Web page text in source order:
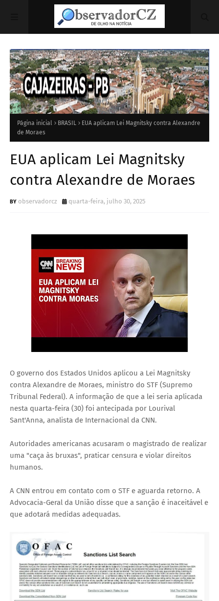
Página inicial BRASIL
EUA aplicam Lei Magnitsky contra Alexandre
de Moraes
EUA aplicam Lei Magnitsky
contra Alexandre de Moraes
observadorcz quarta-feira, julho 30, 2025
O governo dos Estados Unidos aplicou a Lei Magnitsky
contra Alexandre de Moraes, ministro do STF (Supremo
Tribunal Federal). A informação de que a lei seria aplicada
nesta quarta-feira (30) foi antecipada por Lourival
Sant'Anna, analista de Internacional da CNN.
Autoridades americanas acusaram o magistrado de realizar
uma "caça às bruxas", praticar censura e violar direitos
humanos.
A CNN entrou em contato com o STF e aguarda retorno. A
Advocacia-Geral da União disse que a sanção é inaceitável e
que adotará medidas adequadas.